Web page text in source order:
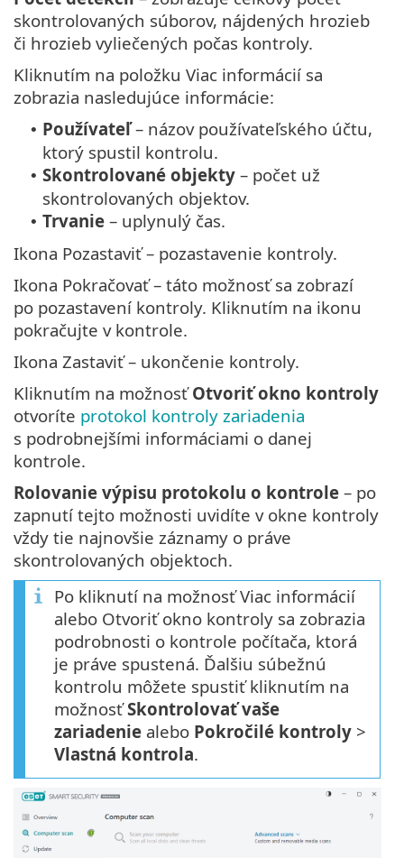
skontrolovaných súborov, nájdených hrozieb
či hrozieb vyliečených počas kontroly.
Kliknutím na položku Viac informácií sa
zobrazia nasledujúce informácie:
• Používateľ– názov používateľského účtu,
ktorý spustil kontrolu.
• Skontrolované objekty – počet už
skontrolovaných objektov.
• Trvanie – uplynulý čas.
Ikona Pozastaviť – pozastavenie kontroly.
Ikona Pokračovať – táto možnosť sa zobrazí
po pozastavení kontroly. Kliknutím na ikonu
pokračujte v kontrole.
Ikona Zastaviť – ukončenie kontroly.
Kliknutím na možnosťOtvoriť okno kontroly
otvoríte protokol kontroly zariadenia
s podrobnejšími informáciami o danej
kontrole.
Rolovanie výpisu protokolu o kontrole – po
zapnutí tejto možnosti uvidíte v okne kontroly
vždy tie najnovšie záznamy o práve
skontrolovaných objektoch.
Po kliknutí na možnosť Viac informácií
alebo Otvoriť okno kontroly sa zobrazia
podrobnosti o kontrole počítača, ktorá
je práve spustená. Ďalšiu súbežnú
kontrolu môžete spustiť kliknutím na
možnosťSkontrolovať vaše
zariadenie alebo Pokročilé kontroly >
Vlastná kontrola.